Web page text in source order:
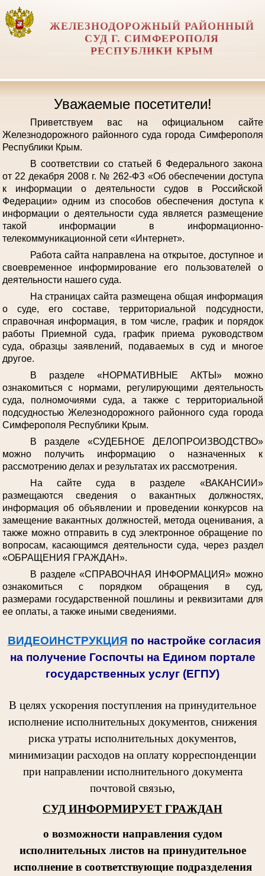
ЖЕЛЕЗНОДОРОЖНЫЙ РАЙОННЫЙ
СУД Г. СИМФЕРОПОЛЯ
РЕСПУБЛИКИ КРЫМ
Уважаемые посетители!
Приветствуем вас на официальном сайте
Железнодорожного районного суда города Симферополя
Республики Крым.
В соответствии со статьей 6 Федерального закона
от 22 декабря 2008 г. № 262-ФЗ «Об обеспечении доступа
к информации о деятельности судов в Российской
Федерации» одним из способов обеспечения доступа к
информации о деятельности суда является размещение
такой информации в информационно-
телекоммуникационной сети «Интернет».
Работа сайта направлена на открытое, доступное и
своевременное информирование его пользователей о
деятельности нашего суда.
На страницах сайта размещена общая информация
о суде, его составе, территориальной подсудности,
справочная информация, в том числе, график и порядок
работы Приемной суда, график приема руководством
суда, образцы заявлений, подаваемых в суд и многое
другое.
В разделе «НОРМАТИВНЫЕ АКТЫ» можно
ознакомиться с нормами, регулирующими деятельность
суда, полномочиями суда, а также с территориальной
подсудностью Железнодорожного районного суда города
Симферополя Республики Крым.
В разделе «СУДЕБНОЕ ДЕЛОПРОИЗВОДСТВО»
можно получить информацию о назначенных к
рассмотрению делах и результатах их рассмотрения.
На сайте суда в разделе «ВАКАНСИИ»
размещаются сведения о вакантных должностях,
информация об объявлении и проведении конкурсов на
замещение вакантных должностей, метода оценивания, а
также можно отправить в суд электронное обращение по
вопросам, касающимся деятельности суда, через раздел
«ОБРАЩЕНИЯ ГРАЖДАН».
В разделе «СПРАВОЧНАЯ ИНФОРМАЦИЯ» можно
ознакомиться с порядком обращения в суд,
размерами государственной пошлины и реквизитами для
ее оплаты, а также иными сведениями.
ВИДЕОИНСТРУКЦИЯ по настройке согласия
на получение Госпочты на Едином портале
государственных услуг (ЕГПУ)
В целях ускорения поступления на принудительное
исполнение исполнительных документов, снижения
риска утраты исполнительных документов,
минимизации расходов на оплату корреспонденции
при направлении исполнительного документа
почтовой связью,
СУД ИНФОРМИРУЕТ ГРАЖДАН
о возможности направления судом
исполнительных листов на принудительное
исполнение в соответствующие подразделения